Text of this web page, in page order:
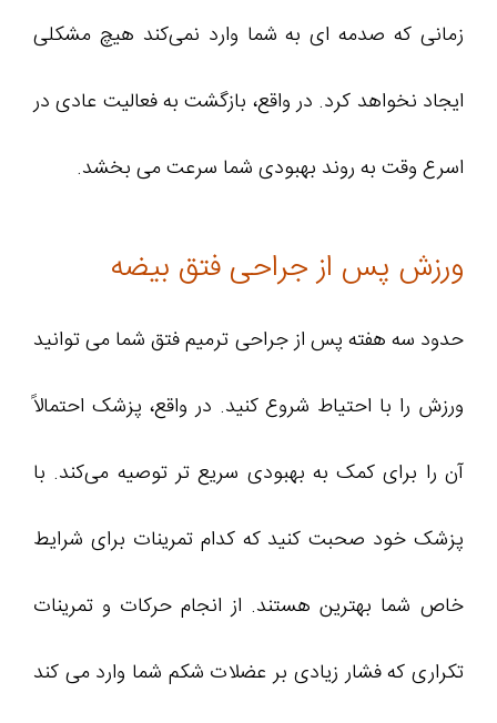
زمانی که صدمه ای به شما وارد نمی‌کند هیچ مشکلی
ایجاد نخواهد کرد. در واقع، بازگشت به فعالیت عادی در
اسرع وقت به روند بهبودی شما سرعت می بخشد.
ورزش پس از جراحی فتق بیضه
حدود سه هفته پس از جراحی ترمیم فتق شما می توانید
ورزش را با احتیاط شروع کنید. در واقع، پزشک احتمالاً
آن را برای کمک به بهبودی سریع‌ تر توصیه می‌کند. با
پزشک خود صحبت کنید که کدام تمرینات برای شرایط
خاص شما بهترین هستند. از انجام حرکات و تمرینات
تکراری که فشار زیادی بر عضلات شکم شما وارد می کند